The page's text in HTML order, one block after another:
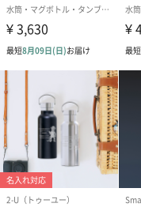
お届けボックスオプ
配送用のダンボールを装
送りする際に人気のオプ